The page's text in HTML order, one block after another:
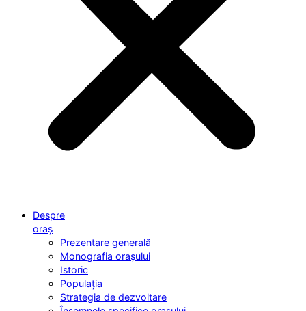
Despre
oraș
Prezentare generală
Monografia orașului
Istoric
Populația
Strategia de dezvoltare